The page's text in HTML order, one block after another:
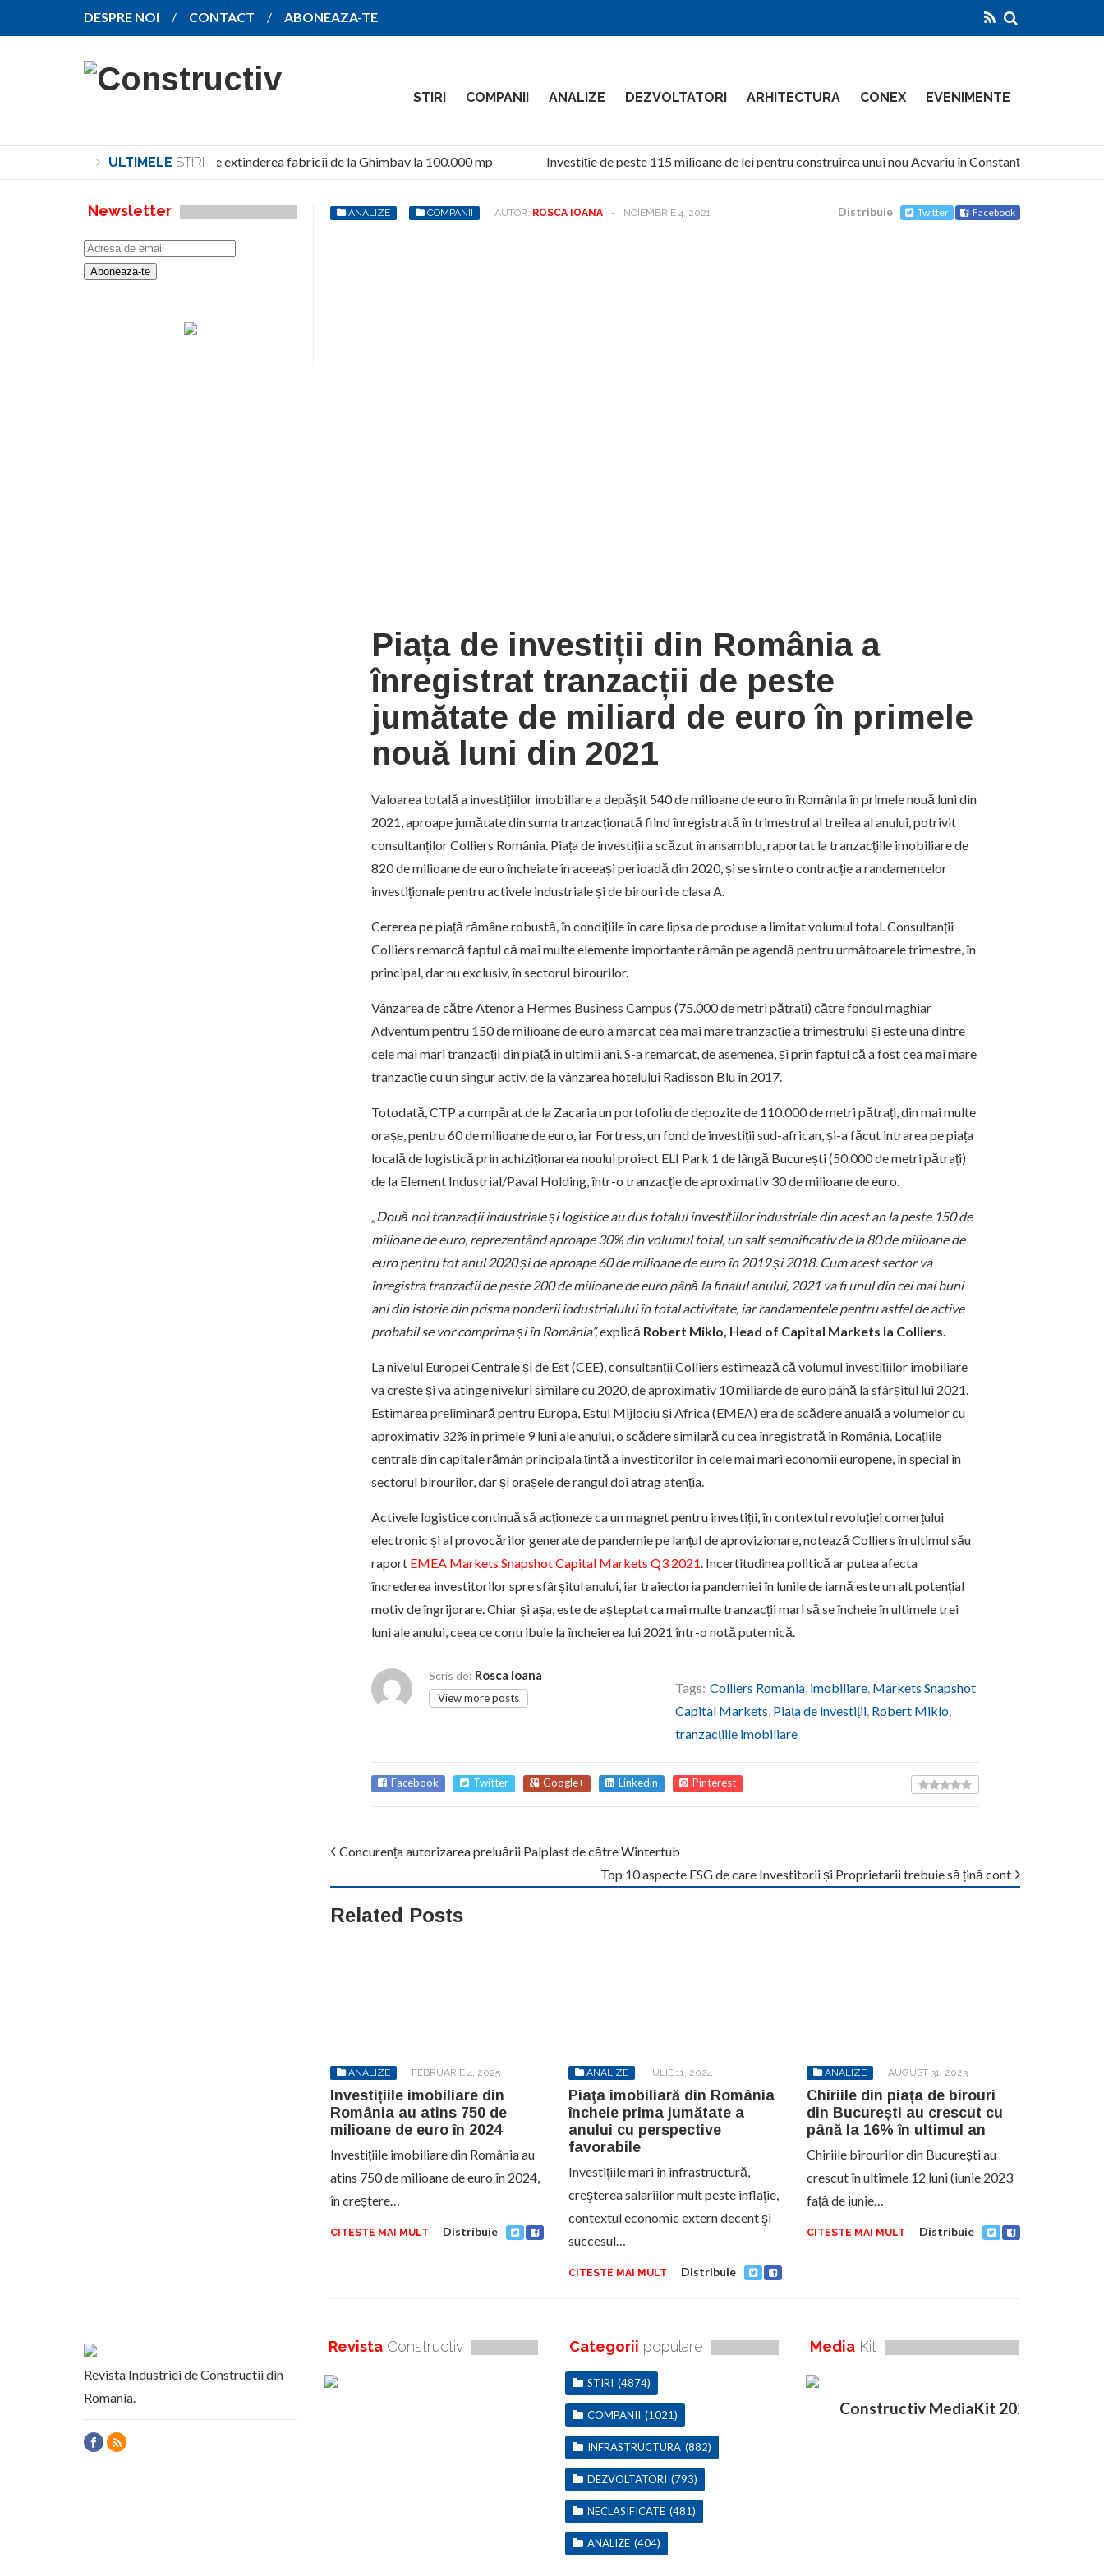
DESPRE NOI CONTACT ABONEAZA-TE
STIRI COMPANII ANALIZE DEZVOLTATORI ARHITECTURA CONEX EVENIMENTE
ULTIMELE STIRI
SANY pregătește extinderea fabricii de la Ghimbav la 100.000 mp Investiție de peste 115 milioane de lei pentru construirea unui nou Acvariu în Constanța
ANALIZE COMPANII AUTOR: ROSCA IOANA - NOIEMBRIE 4, 2021 Distribuie Twitter Facebook
Piața de investiții din România a
înregistrat tranzacții de peste
jumătate de miliard de euro în primele
nouă luni din 2021
Valoarea totală a investițiilor imobiliare a depășit 540 de milioane de euro în România în primele nouă luni din
2021, aproape jumătate din suma tranzacționată fiind înregistrată în trimestrul al treilea al anului, potrivit
consultanților Colliers România. Piața de investiții a scăzut în ansamblu, raportat la tranzacțiile imobiliare de
820 de milioane de euro încheiate în aceeași perioadă din 2020, și se simte o contracție a randamentelor
investiționale pentru activele industriale și de birouri de clasa A.
Cererea pe piață rămâne robustă, în condițiile în care lipsa de produse a limitat volumul total. Consultanții
Colliers remarcă faptul că mai multe elemente importante rămân pe agendă pentru următoarele trimestre, în
principal, dar nu exclusiv, în sectorul birourilor.
Vânzarea de către Atenor a Hermes Business Campus (75.000 de metri pătrați) către fondul maghiar
Adventum pentru 150 de milioane de euro a marcat cea mai mare tranzacție a trimestrului și este una dintre
cele mai mari tranzacții din piață în ultimii ani. S-a remarcat, de asemenea, și prin faptul că a fost cea mai mare
tranzacție cu un singur activ, de la vânzarea hotelului Radisson Blu în 2017.
Totodată, CTP a cumpărat de la Zacaria un portofoliu de depozite de 110.000 de metri pătrați, din mai multe
orașe, pentru 60 de milioane de euro, iar Fortress, un fond de investiții sud-african, și-a făcut intrarea pe piața
locală de logistică prin achiziționarea noului proiect ELI Park 1 de lângă București (50.000 de metri pătrați)
de la Element Industrial/Paval Holding, într-o tranzacție de aproximativ 30 de milioane de euro.
„Două noi tranzacții industriale și logistice au dus totalul investițiilor industriale din acest an la peste 150 de
milioane de euro, reprezentând aproape 30% din volumul total, un salt semnificativ de la 80 de milioane de
euro pentru tot anul 2020 și de aproape 60 de milioane de euro în 2019 și 2018. Cum acest sector va
înregistra tranzacții de peste 200 de milioane de euro până la finalul anului, 2021 va fi unul din cei mai buni
ani din istorie din prisma ponderii industrialului în total activitate, iar randamentele pentru astfel de active
probabil se vor comprima și în România”,explică Robert Miklo, Head of Capital Markets la Colliers.
La nivelul Europei Centrale și de Est (CEE), consultanții Colliers estimează că volumul investițiilor imobiliare
va crește și va atinge niveluri similare cu 2020, de aproximativ 10 miliarde de euro până la sfârșitul lui 2021.
Estimarea preliminară pentru Europa, Estul Mijlociu și Africa (EMEA) era de scădere anuală a volumelor cu
aproximativ 32% în primele 9 luni ale anului, o scădere similară cu cea înregistrată în România. Locațiile
centrale din capitale rămân principala țintă a investitorilor în cele mai mari economii europene, în special în
sectorul birourilor, dar și orașele de rangul doi atrag atenția.
Activele logistice continuă să acționeze ca un magnet pentru investiții, în contextul revoluției comerțului
electronic și al provocărilor generate de pandemie pe lanțul de aprovizionare, notează Colliers în ultimul său
raport EMEA Markets Snapshot Capital Markets Q3 2021. Incertitudinea politică ar putea afecta
încrederea investitorilor spre sfârșitul anului, iar traiectoria pandemiei în lunile de iarnă este un alt potențial
motiv de îngrijorare. Chiar și așa, este de așteptat ca mai multe tranzacții mari să se încheie în ultimele trei
luni ale anului, ceea ce contribuie la încheierea lui 2021 într-o notă puternică.
Scris de: Rosca Ioana
View more posts
Tags: Colliers Romania, imobiliare, Markets Snapshot
Capital Markets, Piața de investiții, Robert Miklo,
tranzacțiile imobiliare
Facebook Twitter Google+ Linkedin Pinterest
Concurența autorizarea preluării Palplast de către Wintertub
Top 10 aspecte ESG de care Investitorii și Proprietarii trebuie să țină cont
Related Posts
ANALIZE FEBRUARIE 4, 2025
Investițiile imobiliare din
România au atins 750 de
milioane de euro în 2024
Investițiile imobiliare din România au
atins 750 de milioane de euro în 2024,
în creștere…
CITESTE MAI MULT Distribuie
ANALIZE IULIE 11, 2024
Piaţa imobiliară din România
încheie prima jumătate a
anului cu perspective
favorabile
Investiţiile mari în infrastructură,
creşterea salariilor mult peste inflaţie,
contextul economic extern decent şi
succesul…
CITESTE MAI MULT Distribuie
ANALIZE AUGUST 31, 2023
Chiriile din piața de birouri
din București au crescut cu
până la 16% în ultimul an
Chiriile birourilor din București au
crescut în ultimele 12 luni (iunie 2023
față de iunie…
CITESTE MAI MULT Distribuie
Newsletter
Revista Industriei de Constructii din
Romania.
Revista Constructiv Categorii populare
STIRI (4874)
COMPANII (1021)
INFRASTRUCTURA (882)
DEZVOLTATORI (793)
NECLASIFICATE (481)
ANALIZE (404)
Media Kit
Constructiv MediaKit 2020